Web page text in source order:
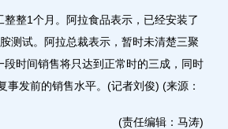
整1个月。阿拉食品表示，已经安装了
测试。阿拉总裁表示，暂时未清楚三聚
时间销售将只达到正常时的三成，同时
发前的销售水平。(记者刘俊) (来源：
(责任编辑：马涛)